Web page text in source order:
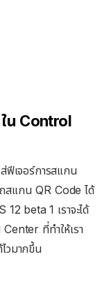
น Control
ฟีเจอร์การสแกน
สแกน QR Code ได้
beta 1 เราจะได้
ที่ทำให้เรา
วมากขึ้น